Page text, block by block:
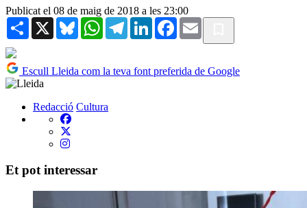
Publicat el 08 de maig de 2018 a les 23:00
Share X BlueskyWhatsAppTelegramLinkedInFacebook
Email
Escull Lleida com la teva font preferida de Google
Redacció Cultura
Et pot interessar